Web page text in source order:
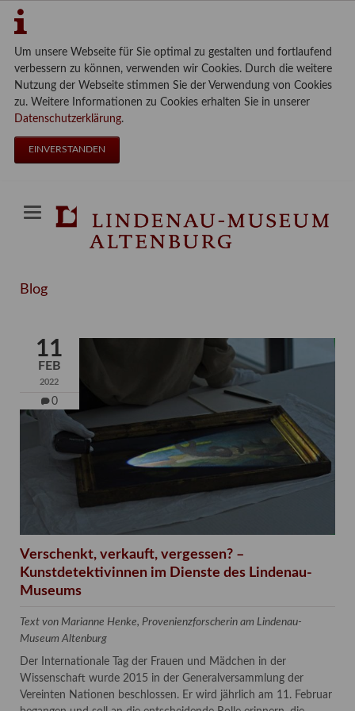
Um unsere Webseite für Sie optimal zu gestalten und fortlaufend
verbessern zu können, verwenden wir Cookies. Durch die weitere
Nutzung der Webseite stimmen Sie der Verwendung von Cookies
zu. Weitere Informationen zu Cookies erhalten Sie in unserer
Datenschutzerklärung.
EINVERSTANDEN
Blog
11
FEB
2022
0
Verschenkt, verkauft, vergessen? –
Kunstdetektivinnen im Dienste des Lindenau-
Museums
Text von Marianne Henke, Provenienzforscherin am Lindenau-
Museum Altenburg
Der Internationale Tag der Frauen und Mädchen in der
Wissenschaft wurde 2015 in der Generalversammlung der
Vereinten Nationen beschlossen. Er wird jährlich am 11. Februar